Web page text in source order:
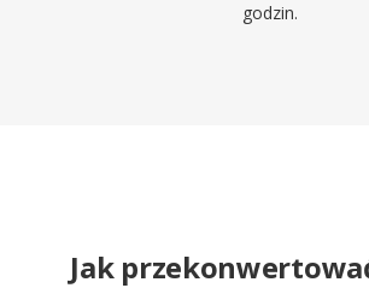
godzin.
Jak